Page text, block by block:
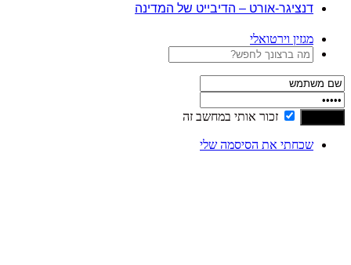
דנציגר-אורט – הדיבייט של המדינה
מגזין וירטואלי
זכור אותי במחשב זה
שכחתי את הסיסמה שלי